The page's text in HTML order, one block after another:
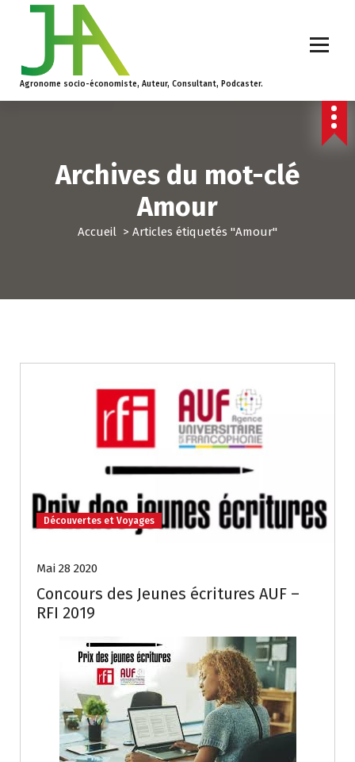
Agronome socio-économiste, Auteur, Consultant, Podcaster.
Archives du mot-clé
Amour
Accueil > Articles étiquetés "Amour"
Découvertes et Voyages
Mai 28 2020
Concours des Jeunes écritures AUF –
RFI 2019